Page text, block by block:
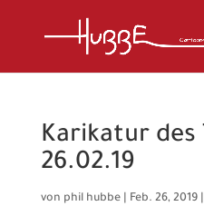
Karikatur des
26.02.19
von phil hubbe| Feb. 26, 2019|